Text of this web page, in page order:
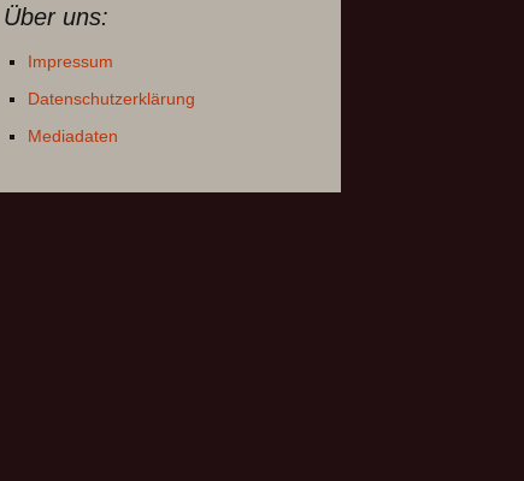
Über uns:
Impressum
Datenschutzerklärung
Mediadaten